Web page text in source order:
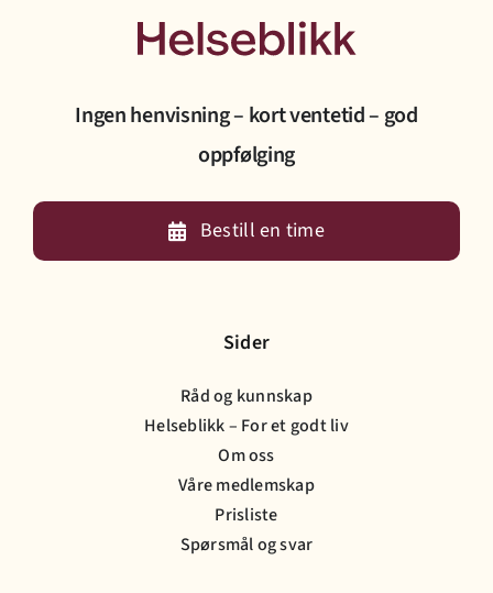
Ingen henvisning – kort ventetid – god
oppfølging
Bestill en time
Sider
Råd og kunnskap
Helseblikk – For et godt liv
Om oss
Våre medlemskap
Prisliste
Spørsmål og svar